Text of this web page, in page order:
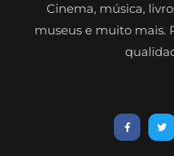
Cinema, música,
museus e muito mais.